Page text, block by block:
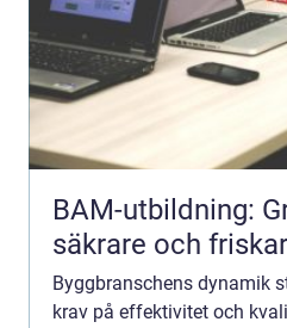
BAM-utbildning:
säkrare och
Byggbranschens dynamik
krav på effektivitet och